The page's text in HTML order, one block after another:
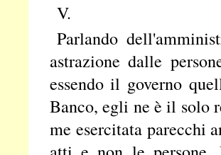
V.
Parlando
astrazione dalle
essendo il governo
Banco, egli ne è il solo
me esercitata parecchi